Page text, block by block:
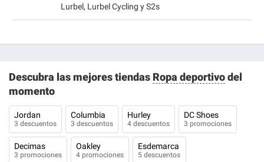
Lurbel, Lurbel Cycling y S2s
Descubra las mejores tiendas Ropa deportivodel
momento
Jordan
3 descuentos
Columbia
3 descuentos
Hurley
4 descuentos
DC Shoes
3 promociones
Decimas
3 promociones
Oakley
4 promociones
Esdemarca
5 descuentos